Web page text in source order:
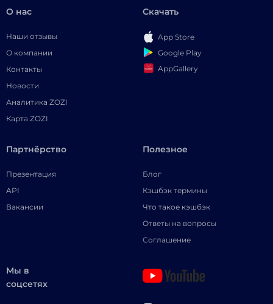
О нас
Наши отзывы
О компании
Контакты
Новости
Аналитика ZOZI
Карта ZOZI
Скачать
App Store
Google Play
AppGallery
Партнёрство
Презентация
API
Вакансии
Полезное
Блог
Кэшбэк термины
Что такое кэшбэк
Ответы на вопросы
Соглашение
Мы в
соцсетях